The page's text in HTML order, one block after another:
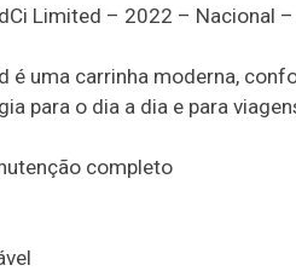
Limited – 2022 – Nacional
é uma carrinha moderna,
para o dia a dia e para
completo